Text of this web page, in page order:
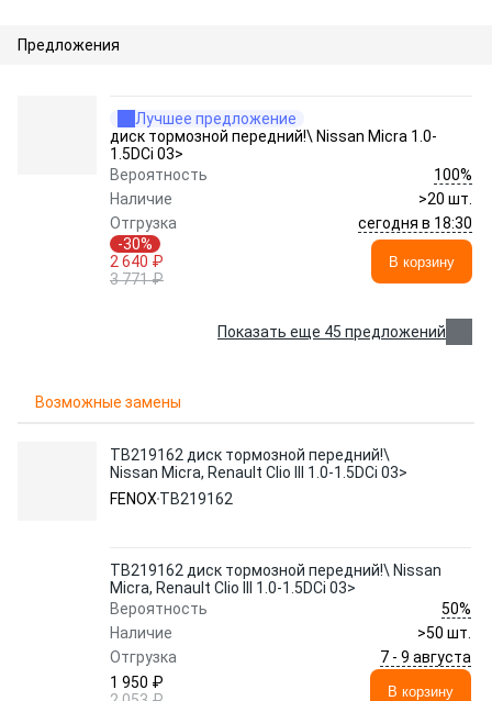
Предложения
Лучшее предложение
диск тормозной передний!\ Nissan Micra 1.0-
1.5DCi 03>
Вероятность
100%
Наличие
>20 шт.
Отгрузка
сегодня в 18:30
-30%
2 640 ₽
3 771 ₽
В корзину
Показать еще 45 предложений
Возможные замены
TB219162 диск тормозной передний!\
Nissan Micra, Renault Clio III 1.0-1.5DCi 03>
FENOX TB219162
TB219162 диск тормозной передний!\ Nissan
Micra, Renault Clio III 1.0-1.5DCi 03>
Вероятность
50%
Наличие
>50 шт.
Отгрузка
7 - 9 августа
1 950 ₽
В корзину